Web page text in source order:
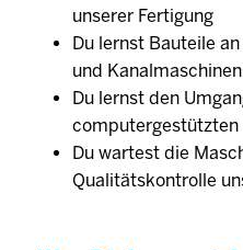
unserer Fertigung
Du lernst Bauteile
und
Du lernst den
computergestützten
Du wartest die
Qualitätskontrolle